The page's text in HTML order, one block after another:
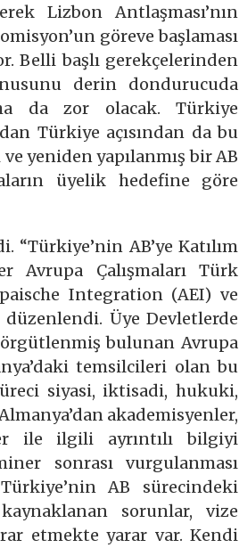
Lizbon Antlaşması’nın
göreve başlaması
Belli başlı gerekçelerinden
derin dondurucuda
da zor olacak. Türkiye
Türkiye açısından da bu
yeniden yapılanmış bir AB
üyelik hedefine göre
AB’ye Katılım
Avrupa Çalışmaları Türk
Integration (AEI) ve
Üye Devletlerde
bulunan Avrupa
temsilcileri olan bu
siyasi, iktisadi, hukuki,
akademisyenler,
ile ilgili ayrıntılı bilgiyi
sonrası vurgulanması
AB sürecindeki
sorunlar, vize
etmekte yarar var. Kendi